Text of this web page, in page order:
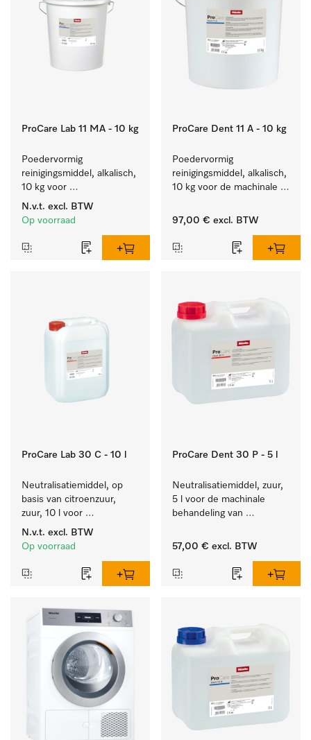
ProCare Lab 11 MA - 10 kg
Poedervormig
reinigingsmiddel, alkalisch,
10 kg voor
materiaalbesparende,
machinale reiniging van
gerei.
N.v.t. excl. BTW
Op voorraad
ProCare Dent 11 A - 10 kg
Poedervormig
reinigingsmiddel, alkalisch,
10 kg voor de machinale
tandheelkundige
97,00 € excl. BTW
ProCare Lab 30 C - 10 l
Neutralisatiemiddel, op
basis van citroenzuur,
zuur, 10 l voor
materiaalbesparende,
machinale reiniging van
gerei.
N.v.t. excl. BTW
Op voorraad
ProCare Dent 30 P - 5 l
Neutralisatiemiddel, zuur,
5 l voor de machinale
behandeling van
instrumenten.
57,00 € excl. BTW